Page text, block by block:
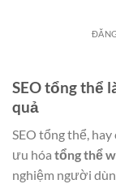
SEO tổng thể
quả
SEO tổng thể,
ưu hóa tổng thể
nghiệm người